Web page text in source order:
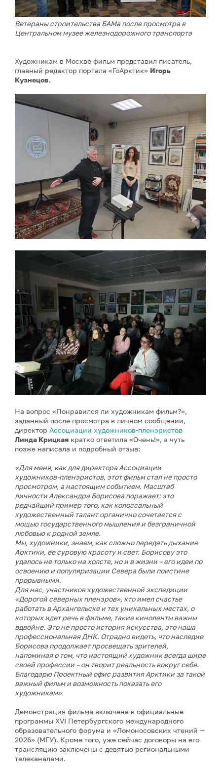
Ветераны строительства БАМа после просмотра в
Центральном музее железнодорожного транспорта
Художникам в Москве фильм представил писатель,
главный редактор портала «ГоАрктик» Игорь
Кузнецов.
На вопрос «Понравился ли художникам фильм?»,
заданный после просмотра в личном сообщении,
директор Ассоциации художников-пленэристов
Линда Крицкая кратко ответила «Очень!», а чуть
позже написала и подробный отзыв:
«Для меня, как для директора Ассоциации
художников-пленэристов, этот фильм стал не просто
просмотром, а настоящим событием. Масштаб
личности Александра Борисова поражает: это
редчайший пример того, как колоссальный
художественный талант органично сочетается с
мощью государственного мышления и безграничной
любовью к родной земле.
Мы, художники, знаем, как сложно передать дыхание
Арктики, ее суровую красоту и свет. Борисову это
удалось не только на холсте, но и в жизни – его идеи по
освоению и популяризации Севера были поистине
прорывными.
Для нас, участников художественной экспедиции
«Дорогой северных пленэров», кто имел счастье
работать в Архангельске и тех уникальных местах, о
которых идет речь в фильме, такие киноленты важны
вдвойне. Это не просто история искусства, это наша
профессиональная ДНК. Отрадно видеть, что наследие
Борисова продолжает просвещать зрителей,
напоминая о том, что настоящий художник всегда шире
своей профессии – он творит реальность вокруг себя.
Благодарю Проектный офис развития Арктики за такой
важный фильм и возможность показать его
художникам».
Демонстрация фильма включена в официальные
программы XVI Петербургского международного
образовательного форума и «Ломоносовских чтений —
2026» (МГУ). Кроме того, уже сейчас договоры на его
трансляцию заключены с девятью региональными
телеканалами.